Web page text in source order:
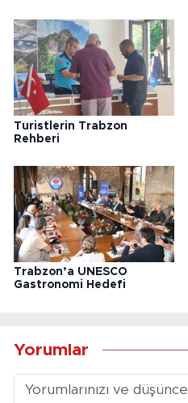
Turistlerin Trabzon
Rehberi
Trabzon’a UNESCO
Gastronomi Hedefi
Yorumlar